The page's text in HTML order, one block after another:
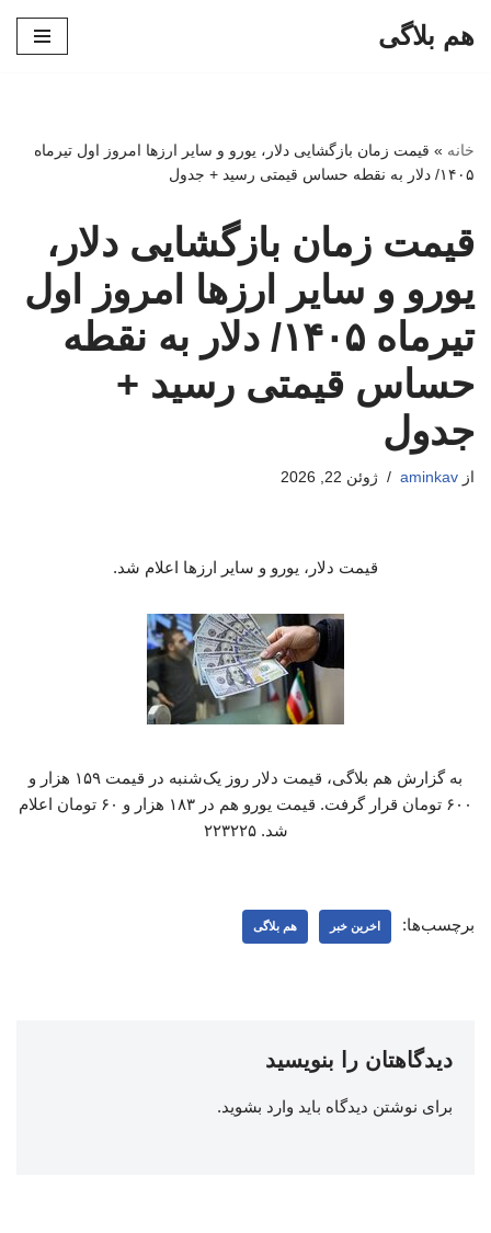
هم بلاگی
خانه » قیمت زمان بازگشایی دلار، یورو و سایر ارزها امروز اول تیرماه
۱۴۰۵/ دلار به نقطه حساس قیمتی رسید + جدول
قیمت زمان بازگشایی دلار،
یورو و سایر ارزها امروز اول
تیرماه ۱۴۰۵/ دلار به نقطه
حساس قیمتی رسید +
جدول
از aminkav ژوئن 22, 2026
قیمت دلار، یورو و سایر ارزها اعلام شد.
به گزارش هم بلاگی، قیمت دلار روز یک‌شنبه در قیمت ۱۵۹ هزار و
۶۰۰ تومان قرار گرفت. قیمت یورو هم در ۱۸۳ هزار و ۶۰ تومان اعلام
شد. ۲۲۳۲۲۵
برچسب‌ها: اخرین خبر هم بلاگی
دیدگاهتان را بنویسید
برای نوشتن دیدگاه باید وارد بشوید.